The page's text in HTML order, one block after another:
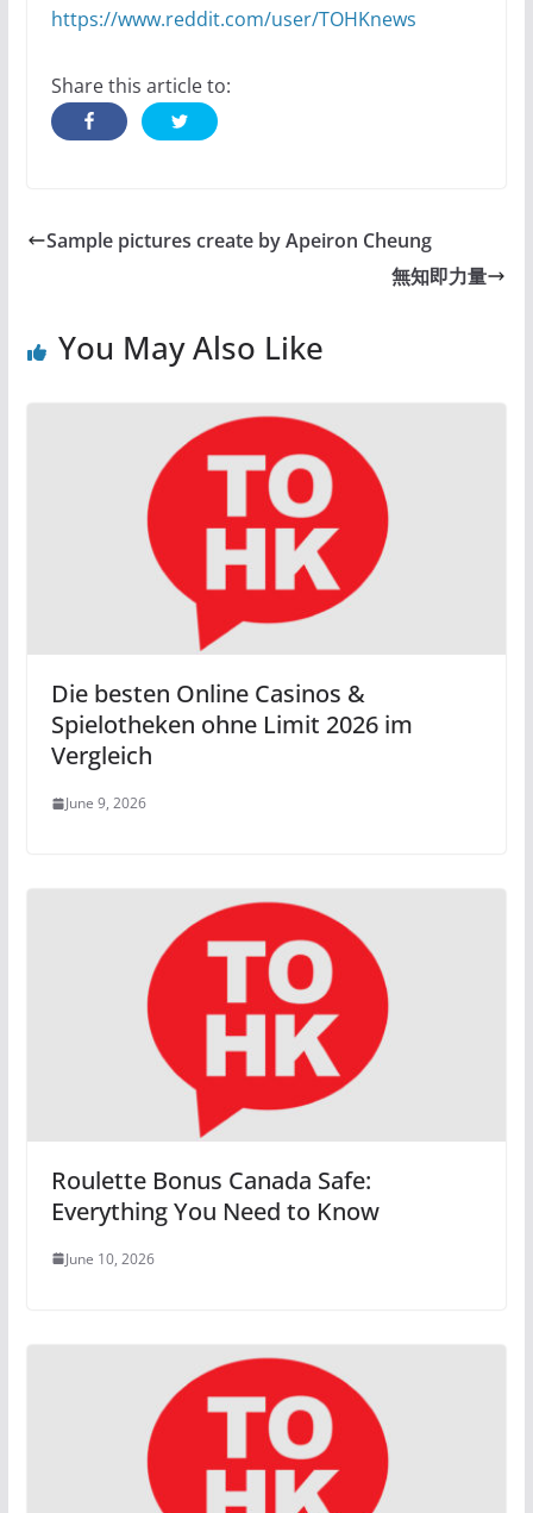
https://www.reddit.com/user/TOHKnews
Share this article to:
Sample pictures create by Apeiron Cheung
無知即力量
You May Also Like
Die besten Online Casinos &
Spielotheken ohne Limit 2026 im
Vergleich
June 9, 2026
Roulette Bonus Canada Safe:
Everything You Need to Know
June 10, 2026